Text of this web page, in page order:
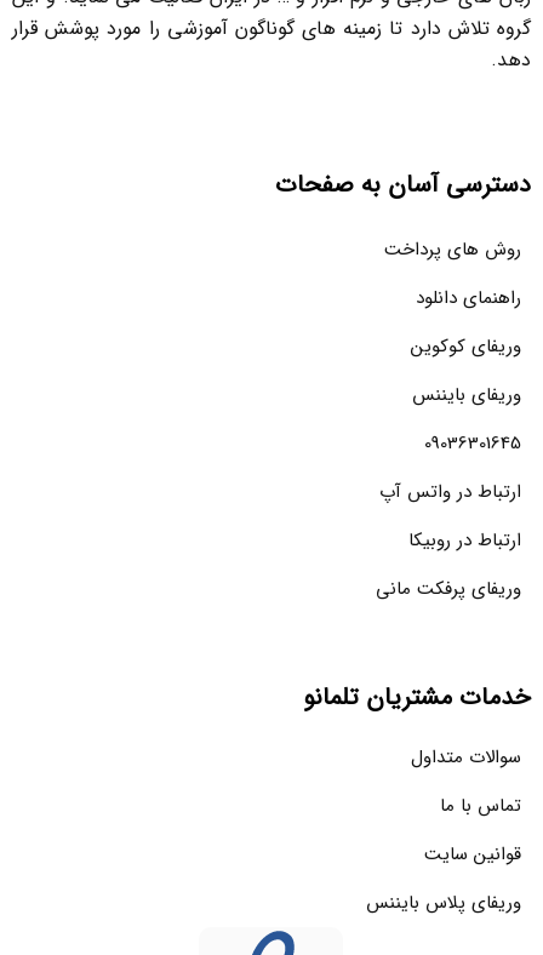
گروه تلاش دارد تا زمینه های گوناگون آموزشی را مورد پوشش قرار
دهد.
دسترسی آسان به صفحات
روش های پرداخت
راهنمای دانلود
وریفای کوکوین
وریفای بایننس
09036301645
ارتباط در واتس آپ
ارتباط در روبیکا
وریفای پرفکت مانی
خدمات مشتریان تلمانو
سوالات متداول
تماس با ما
قوانین سایت
وریفای پلاس بایننس